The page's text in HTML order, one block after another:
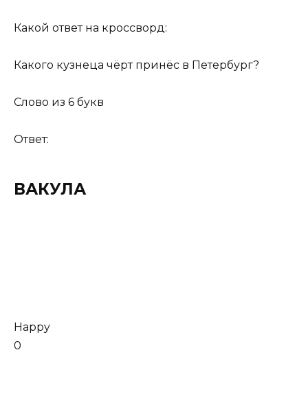
Какой ответ на кроссворд:
Какого кузнеца чёрт принёс в Петербург?
Слово из 6 букв
Ответ:
ВАКУЛА
Happy
0